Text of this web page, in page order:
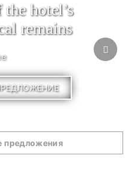
hotel’s
remains
предложения